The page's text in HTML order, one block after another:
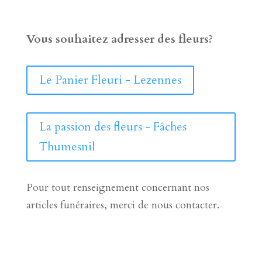
Vous souhaitez adresser des fleurs?
Le Panier Fleuri - Lezennes
La passion des fleurs - Fâches
Thumesnil
Pour tout renseignement concernant nos
articles funéraires, merci de nous contacter.